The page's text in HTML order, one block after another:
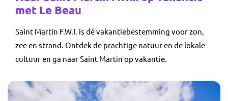
met Le Beau
Saint Martin F.W.I. is dé vakantiebestemming voor zon,
zee en strand. Ontdek de prachtige natuur en de lokale
cultuur en ga naar Saint Martin op vakantie.